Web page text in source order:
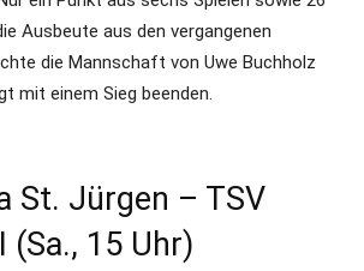
Ausbeute aus den vergangenen
die Mannschaft von Uwe Buchholz
mit einem Sieg beenden.
St. Jürgen – TSV
(Sa., 15 Uhr)